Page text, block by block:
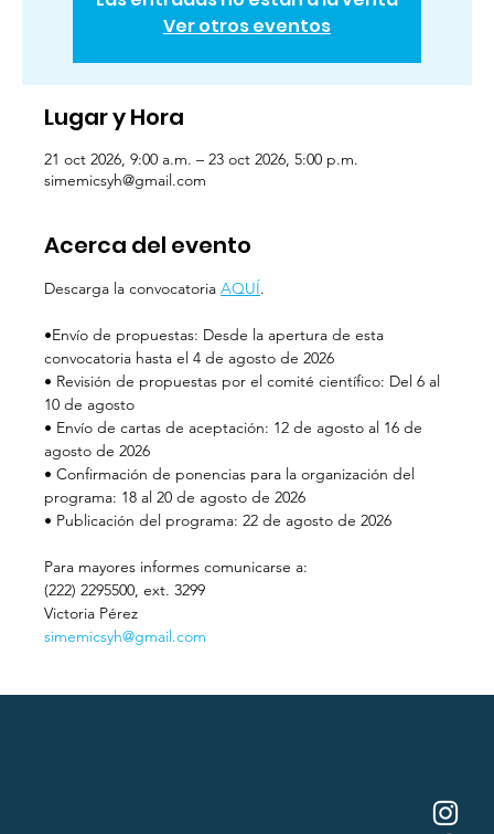
Ver otros eventos
Lugar y Hora
21 oct 2026, 9:00 a.m. – 23 oct 2026, 5:00 p.m.
simemicsyh@gmail.com
Acerca del evento
Descarga la convocatoria AQUÍ.
•Envío de propuestas: Desde la apertura de esta
convocatoria hasta el 4 de agosto de 2026
• Revisión de propuestas por el comité científico: Del 6 al
10 de agosto
• Envío de cartas de aceptación: 12 de agosto al 16 de
agosto de 2026
• Confirmación de ponencias para la organización del
programa: 18 al 20 de agosto de 2026
• Publicación del programa: 22 de agosto de 2026
Para mayores informes comunicarse a:
(222) 2295500, ext. 3299
Victoria Pérez
simemicsyh@gmail.com